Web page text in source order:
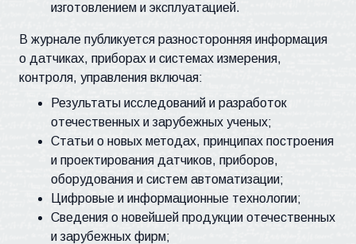
изготовлением и эксплуатацией.
В журнале публикуется разносторонняя информация
о датчиках, приборах и системах измерения,
контроля, управления включая:
Результаты исследований и разработок
отечественных и зарубежных ученых;
Статьи о новых методах, принципах построения
и проектирования датчиков, приборов,
оборудования и систем автоматизации;
Цифровые и информационные технологии;
Сведения о новейшей продукции отечественных
и зарубежных фирм;